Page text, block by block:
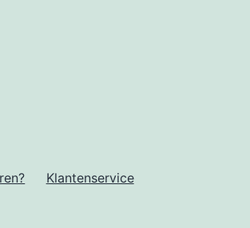
Klantenservice